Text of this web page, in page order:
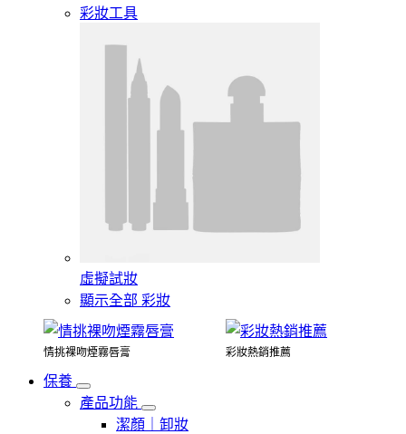
彩妝工具
虛擬試妝
顯示全部 彩妝
情挑裸吻煙霧唇膏 彩妝熱銷推薦
保養
產品功能
潔顏｜卸妝